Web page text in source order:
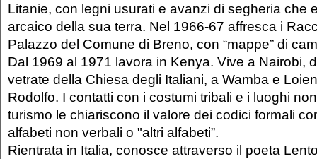
Litanie, con legni usurati e avanzi di segheria che
arcaico della sua terra. Nel 1966-67 affresca i
Palazzo del Comune di Breno, con “mappe” di
Dal 1969 al 1971 lavora in Kenya. Vive a Nairobi,
vetrate della Chiesa degli Italiani, a Wamba e
Rodolfo. I contatti con i costumi tribali e i luoghi
turismo le chiariscono il valore dei codici formali
alfabeti non verbali o "altri alfabeti”.
Rientrata in Italia, conosce attraverso il poeta